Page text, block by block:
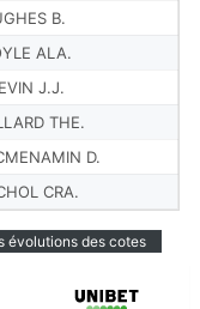
B.
ALA.
J.J.
THE.
D.
CRA.
évolutions des cotes